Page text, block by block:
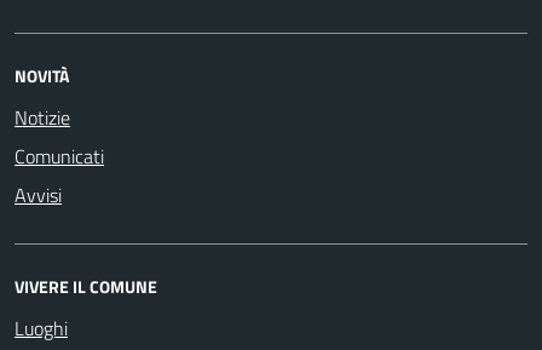
NOVITÀ
Notizie
Comunicati
Avvisi
VIVERE IL COMUNE
Luoghi